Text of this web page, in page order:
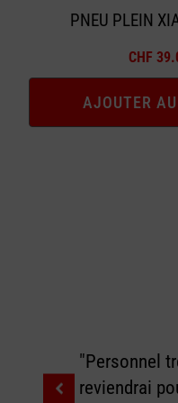
PNEU PLEIN
CHF
AJOUTER
"Personnel
reviendrai